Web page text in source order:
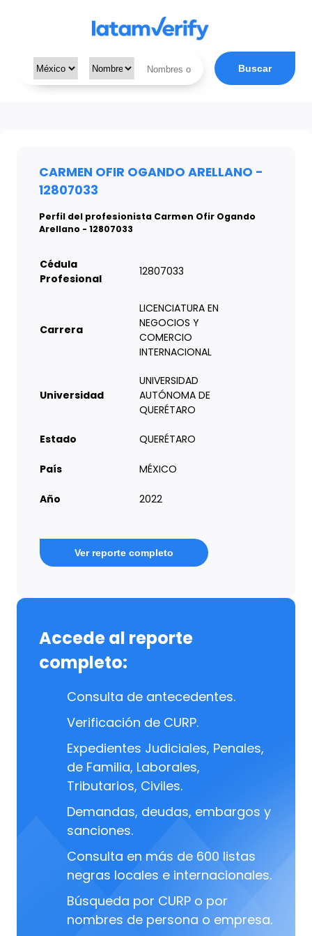
Buscar
CARMEN OFIR OGANDO ARELLANO -
12807033
Perfil del profesionista Carmen Ofir Ogando
Arellano - 12807033
Cédula
Profesional
12807033
Carrera
LICENCIATURA EN
NEGOCIOS Y
COMERCIO
INTERNACIONAL
Universidad
UNIVERSIDAD
AUTÓNOMA DE
QUERÉTARO
Estado QUERÉTARO
País MÉXICO
Año 2022
Ver reporte completo
Accede al reporte
completo:
Consulta de antecedentes.
Verificación de CURP.
Expedientes Judiciales, Penales,
de Familia, Laborales,
Tributarios, Civiles.
Demandas, deudas, embargos y
sanciones.
Consulta en más de 600 listas
negras locales e internacionales.
Búsqueda por CURP o por
nombres de persona o empresa.